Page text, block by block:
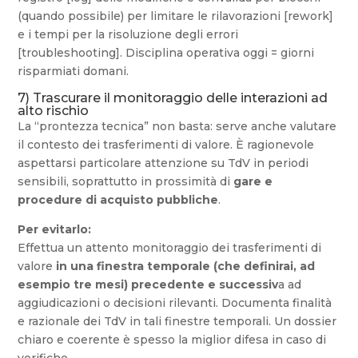
(quando possibile) per limitare le rilavorazioni [rework]
e i tempi per la risoluzione degli errori
[troubleshooting]. Disciplina operativa oggi = giorni
risparmiati domani.
7) Trascurare il monitoraggio delle interazioni ad
alto rischio
La “prontezza tecnica” non basta: serve anche valutare
il contesto dei trasferimenti di valore. È ragionevole
aspettarsi particolare attenzione su TdV in periodi
sensibili, soprattutto in prossimità di gare e
procedure di acquisto pubbliche.
Per evitarlo:
Effettua un attento monitoraggio dei trasferimenti di
valore in una finestra temporale (che definirai, ad
esempio tre mesi) precedente e successiva ad
aggiudicazioni o decisioni rilevanti. Documenta finalità
e razionale dei TdV in tali finestre temporali. Un dossier
chiaro e coerente è spesso la miglior difesa in caso di